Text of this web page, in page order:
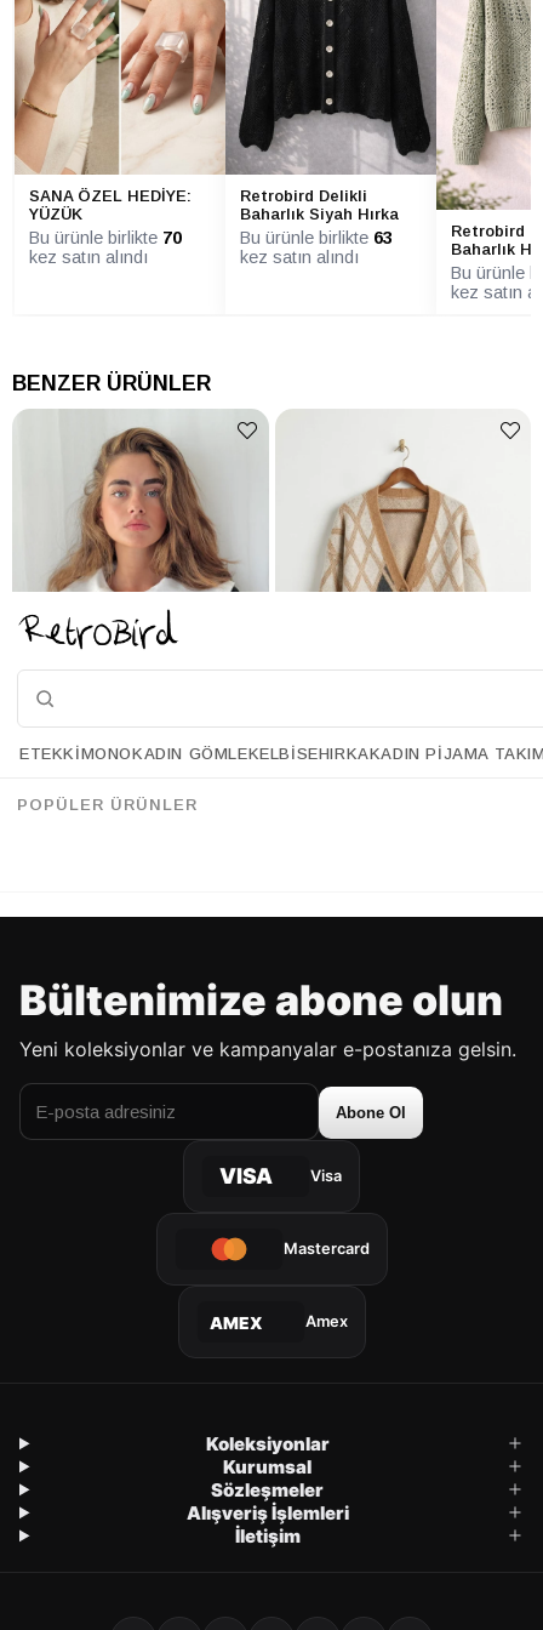
SANA ÖZEL HEDİYE:
YÜZÜK
Bu ürünle birlikte 70
kez satın alındı
Retrobird Delikli
Baharlık Siyah Hırka
Bu ürünle birlikte 63
kez satın alındı
Retrobird
Baharlık
Bu ürünle
kez satın
BENZER ÜRÜNLER
63.90 USD
95.90 USD
Bültenimize abone olun
Yeni koleksiyonlar ve kampanyalar e-postanıza gelsin.
Abone Ol
VISA Visa
Mastercard
AMEX Amex
Koleksiyonlar
Kurumsal
Sözleşmeler
Alışveriş İşlemleri
İletişim
ETEKKIMONOKADIN GÖMLEKELBISEHIRKAKADIN PIJAMA
POPÜLER ÜRÜNLER